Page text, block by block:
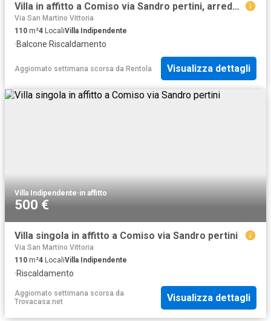
Villa in affitto a Comiso via Sandro pertini, arredato, lavanderia, balcone TrovaCasa
Via San Martino Vittoria
110 m²4 LocaliVilla Indipendente
·Balcone·Riscaldamento
Aggiornato settimana scorsa da Rentola Visualizza dettagli
Villa Indipendente·in affitto
500 €
Villa singola in affitto a Comiso via Sandro pertini
Via San Martino Vittoria
110 m²4 LocaliVilla Indipendente
·Riscaldamento
Aggiornato settimana scorsa da
Trovacasa.net
Visualizza dettagli